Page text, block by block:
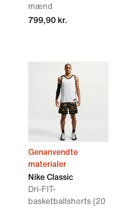
mænd
799,90 kr.
Genanvendte
materialer
Nike Classic
Dri-FIT-
basketballshorts (20